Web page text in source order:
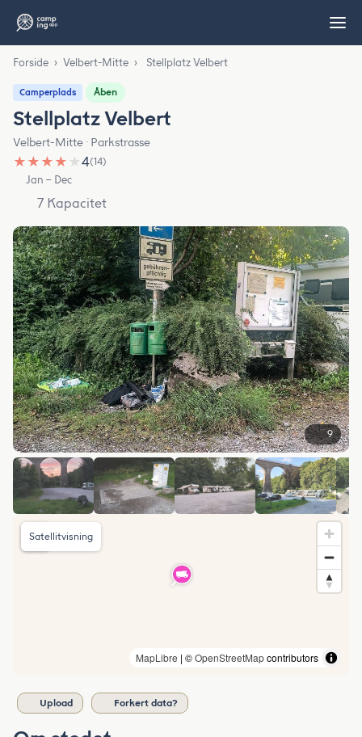
Forside › Velbert-Mitte › Stellplatz Velbert
Camperplads Åben
Stellplatz Velbert
Velbert-Mitte · Parkstrasse
★ ★ ★ ★ ★4(14)
Jan – Dec
7 Kapacitet
9
MapLibre | ©OpenStreetMapcontributors
Satellitvisning
Upload Forkert data?